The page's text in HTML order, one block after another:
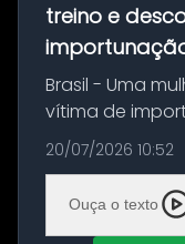
treino e
Brasil - Uma
vítima de
assistir a um
treinava na
Feira de
20/07/2026 10:52
Ouça o texto